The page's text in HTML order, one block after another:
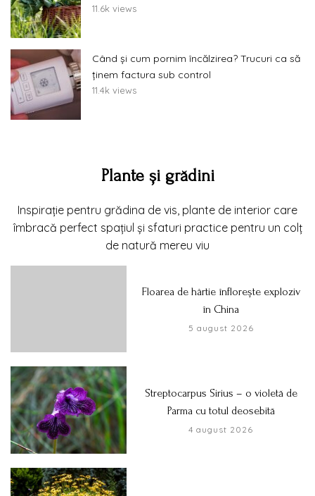
11.6k views
Când și cum pornim încălzirea? Trucuri ca să
ținem factura sub control
11.4k views
Plante și grădini
Inspirație pentru grădina de vis, plante de interior care
îmbracă perfect spațiul și sfaturi practice pentru un colț
de natură mereu viu
Floarea de hârtie înflorește exploziv
în China
5 august 2026
Streptocarpus Sirius – o violetă de
Parma cu totul deosebită
4 august 2026